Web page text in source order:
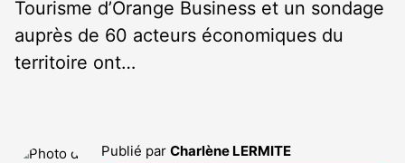
Tourisme d’Orange Business et un sondage
auprès de 60 acteurs économiques du
territoire ont…
Publié par Charlène LERMITE